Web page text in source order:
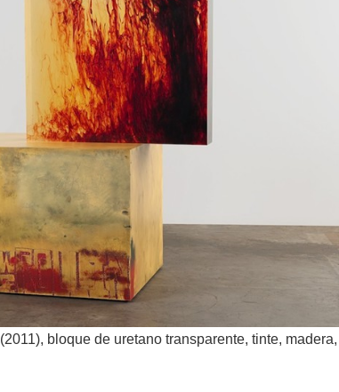
(2011), bloque de uretano transparente, tinte, madera,